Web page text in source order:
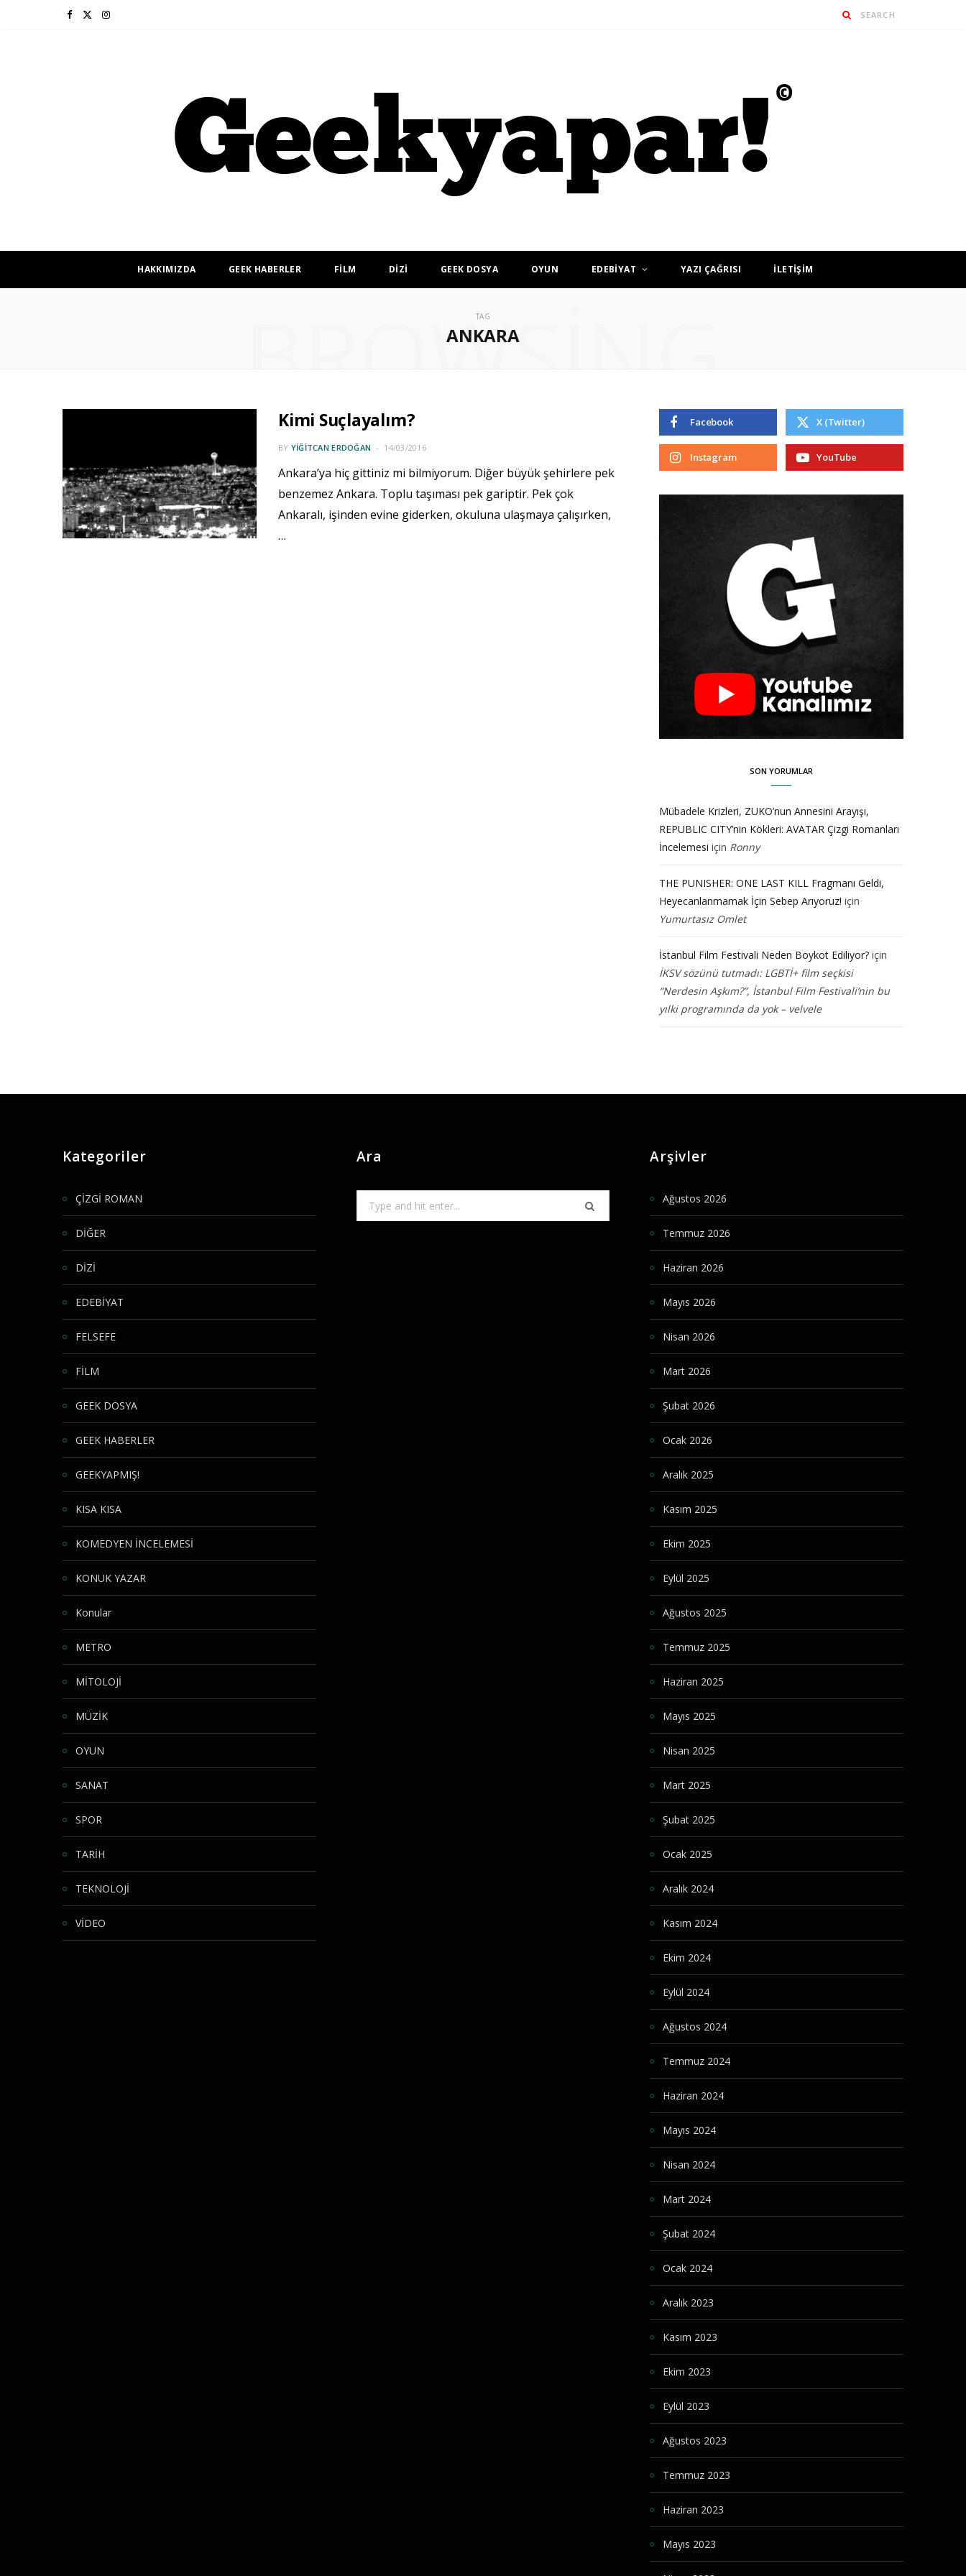
F I
HAKKIMIZDA GEEK HABERLER FİLM DİZİ GEEK DOSYA OYUN EDEBİYAT YAZI ÇAĞRISI İLETİŞİM
TAG
ANKARA
BROWSING
Kimi Suçlayalım?
BY YIĞITCAN ERDOĞAN 14/03/2016
Ankara’ya hiç gittiniz mi bilmiyorum. Diğer büyük şehirlere pek
benzemez Ankara. Toplu taşıması pek gariptir. Pek çok
Ankaralı, işinden evine giderken, okuluna ulaşmaya çalışırken,
…
Facebook X (Twitter)
Instagram YouTube
SON YORUMLAR
Mübadele Krizleri, ZUKO’nun Annesini Arayışı,
REPUBLIC CITY’nin Kökleri: AVATAR Çizgi Romanları
İncelemesi için Ronny
THE PUNISHER: ONE LAST KILL Fragmanı Geldi,
Heyecanlanmamak İçin Sebep Arıyoruz! için
Yumurtasız Omlet
İstanbul Film Festivali Neden Boykot Ediliyor? için
İKSV sözünü tutmadı: LGBTİ+ film seçkisi
“Nerdesin Aşkım?”, İstanbul Film Festivali’nin bu
yılki programında da yok – velvele
Kategoriler
ÇİZGİ ROMAN
DİĞER
DİZİ
EDEBİYAT
FELSEFE
FİLM
GEEK DOSYA
GEEK HABERLER
GEEKYAPMIŞ!
KISA KISA
KOMEDYEN İNCELEMESİ
KONUK YAZAR
Konular
METRO
MİTOLOJİ
MÜZİK
OYUN
SANAT
SPOR
TARİH
TEKNOLOJİ
VİDEO
Ara
for:
Arşivler
Ağustos 2026
Temmuz 2026
Haziran 2026
Mayıs 2026
Nisan 2026
Mart 2026
Şubat 2026
Ocak 2026
Aralık 2025
Kasım 2025
Ekim 2025
Eylül 2025
Ağustos 2025
Temmuz 2025
Haziran 2025
Mayıs 2025
Nisan 2025
Mart 2025
Şubat 2025
Ocak 2025
Aralık 2024
Kasım 2024
Ekim 2024
Eylül 2024
Ağustos 2024
Temmuz 2024
Haziran 2024
Mayıs 2024
Nisan 2024
Mart 2024
Şubat 2024
Ocak 2024
Aralık 2023
Kasım 2023
Ekim 2023
Eylül 2023
Ağustos 2023
Temmuz 2023
Haziran 2023
Mayıs 2023